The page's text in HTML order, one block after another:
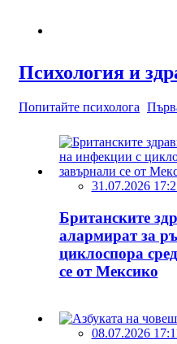
Психология и
Попитайте психолога
31.07.2026
Британските
алармират за
циклоспора
се от Мексико
08.07.2026